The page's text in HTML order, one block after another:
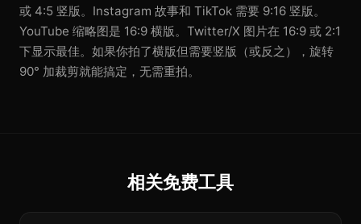
或 4:5 竖版。Instagram 故事和 TikTok 需要 9:16 竖版。
YouTube 缩略图是 16:9 横版。Twitter/X 图片在 16:9 或 2:1
下显示最佳。如果你拍了横版但需要竖版（或反之），旋转
90° 加裁剪就能搞定，无需重拍。
相关免费工具